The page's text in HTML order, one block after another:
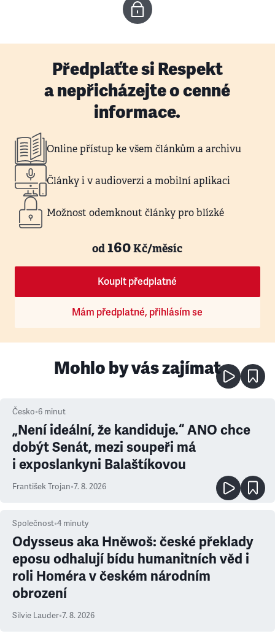
Předplaťte si Respekt
a nepřicházejte o cenné
informace.
Online přístup ke všem článkům a archivu
Články i v audioverzi a mobilní aplikaci
Možnost odemknout články pro blízké
od160Kč/měsíc
Koupit předplatné
Mám předplatné, přihlásím se
Mohlo by vás zajímat
Česko•6 minut
„Není ideální, že kandiduje.“ ANO chce
dobýt Senát, mezi soupeři má
i exposlankyni Balaštíkovou
František Trojan•7. 8. 2026
Společnost•4 minuty
Odysseus aka Hněwoš: české překlady
eposu odhalují bídu humanitních věd i
roli Homéra v českém národním
obrození
Silvie Lauder•7. 8. 2026